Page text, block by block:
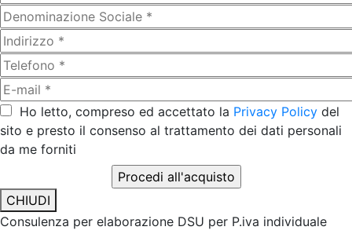
Ho letto, compreso ed accettato la Privacy Policy del
sito e presto il consenso al trattamento dei dati personali
da me forniti
CHIUDI
Consulenza per elaborazione DSU per P.iva individuale